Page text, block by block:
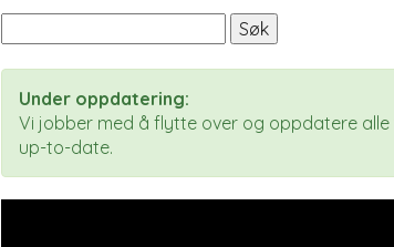
Under oppdatering:
Vi jobber med å flytte over og oppdatere alle
up-to-date.